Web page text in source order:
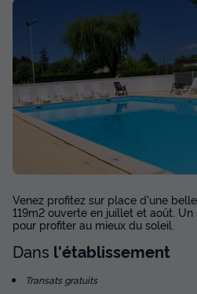
Venez profitez sur place d'une
119m2 ouverte en juillet et août.
pour profiter au mieux du soleil.
Dans l'établissement
Transats gratuits